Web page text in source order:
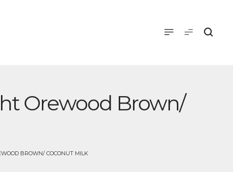
Orewood Brown/
BROWN/ COCONUT MILK